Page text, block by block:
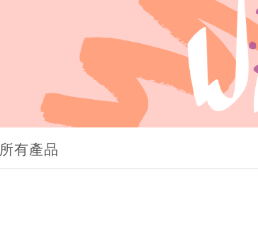
所有產品